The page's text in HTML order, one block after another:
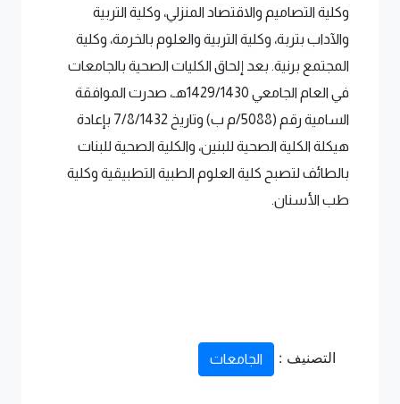
وكلية التصاميم والاقتصاد المنزلي، وكلية التربية
والآداب بتربة، وكلية التربية والعلوم بالخرمة، وكلية
المجتمع برنية. بعد إلحاق الكليات الصحية بالجامعات
في العام الجامعي 1429/1430هـ، صدرت الموافقة
السامية رقم (5088/م ب) وتاريخ 7/8/1432 بإعادة
هيكلة الكلية الصحية للبنين، والكلية الصحية للبنات
بالطائف لتصبح كلية العلوم الطبية التطبيقية وكلية
طب الأسنان.
التصنيف : الجامعات